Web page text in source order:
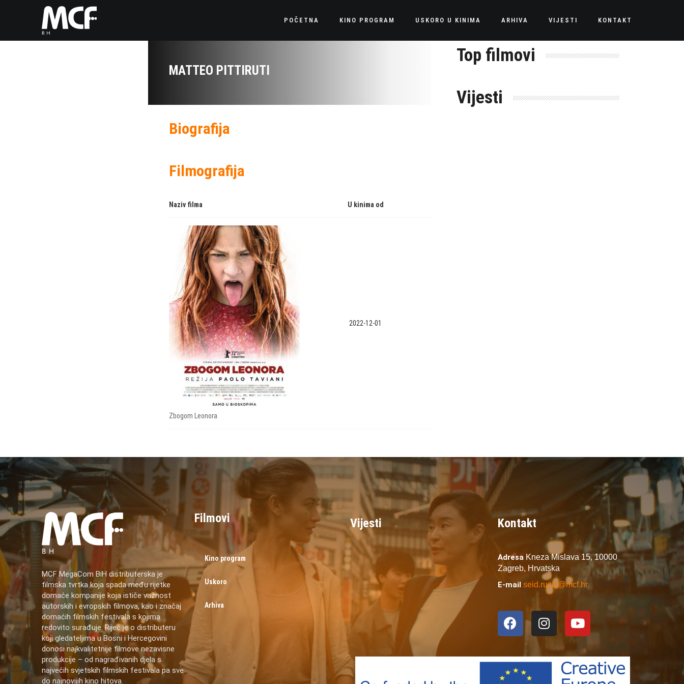
POČETNA KINO PROGRAM USKORO U KINIMA ARHIVA VIJESTI KONTAKT
MATTEO PITTIRUTI
Biografija
Filmografija
Naziv filma U kinima od
Zbogom Leonora
2022-12-01
Top filmovi
Vijesti
MCF MegaCom BiH distributerska je
filmska tvrtka koja spada među rijetke
domaće kompanije koja ističe važnost
autorskih i evropskih filmova, kao i značaj
domaćih filmskih festivala s kojima
redovito surađuje. Riječ je o distributeru
koji gledateljima u Bosni i Hercegovini
donosi najkvalitetnije filmove nezavisne
produkcije – od nagrađivanih djela s
najvećih svjetskih filmskih festivala pa sve
do najnovijih kino hitova.
Filmovi
Kino program
Uskoro
Arhiva
Vijesti Kontakt
Adresa Kneza Mislava 15,10000
Zagreb, Hrvatska
E-mail seid.ruzic@mcf.hr